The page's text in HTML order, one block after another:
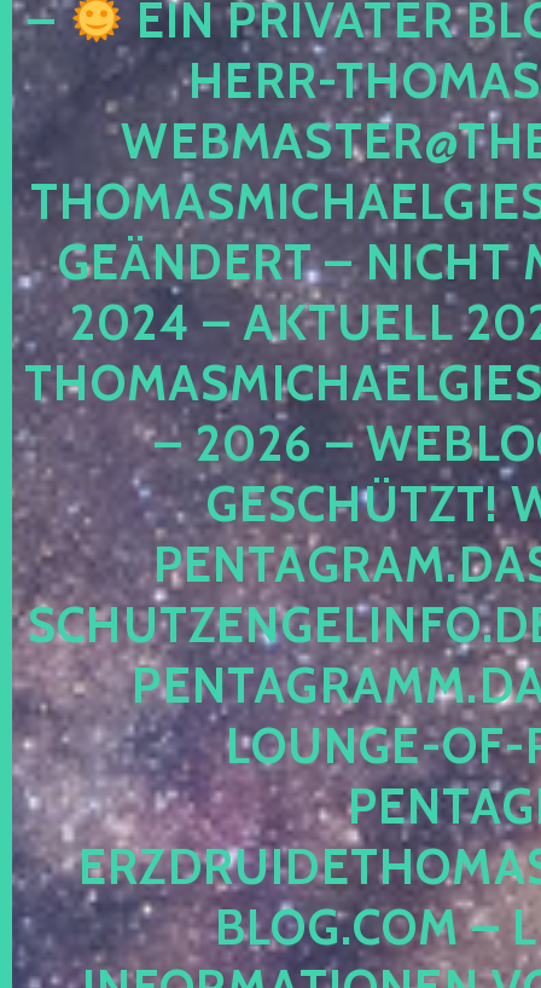
–
EIN PRIVATER
HERR-
GEÄNDERT – NICHT
2024 – AKTUELL
– 2026 –
ESCHÜTZT!
OUNGE-OF-
LOG.COM –